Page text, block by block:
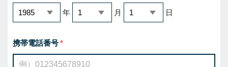
年 月 日
携帯電話番号